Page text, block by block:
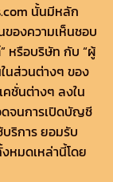
นั้นมีหลัก
องความเห็นชอบ
หรือบริษัท กับ “ผู้
ในส่วนต่างๆ ของ
คชั่นต่างๆ ลงใน
จนการเปิดบัญชี
บริการ ยอมรับ
หมดเหล่านี้โดย